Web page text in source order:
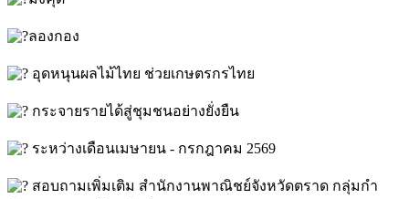
ลองกอง
อุดหนุนผลไม้ไทย ช่วยเกษตรกรไทย
กระจายรายได้สู่ชุมชนอย่างยั่งยืน
ระหว่างเดือนเมษายน - กรกฎาคม 2569
สอบถามเพิ่มเติม สำนักงานพาณิชย์จังหวัดตราด กลุ่มกำ